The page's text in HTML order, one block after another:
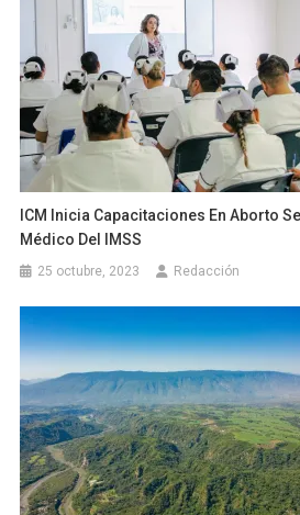
ICM Inicia Capacitaciones En Aborto
Médico Del IMSS
25 octubre, 2023 Redacción